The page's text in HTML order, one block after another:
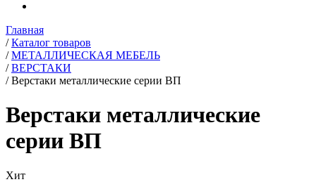
Главная
/ Каталог товаров
/ МЕТАЛЛИЧЕСКАЯ МЕБЕЛЬ
/ ВЕРСТАКИ
/ Верстаки металлические серии ВП
Верстаки металлические
серии ВП
Хит